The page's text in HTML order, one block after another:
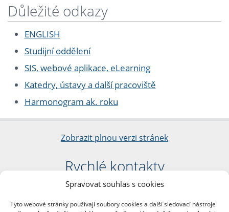
Spravovat souhlas s cookies
Tyto webové stránky používají soubory cookies a další sledovací nástroje
Důležité odkazy
ENGLISH
Studijní oddělení
SIS, webové aplikace, eLearning
Katedry, ústavy a další pracoviště
Harmonogram ak. roku
Zobrazit plnou verzi stránek
Rychlé kontakty
Filozofická fakulta
nám. Jana Palacha 1/2